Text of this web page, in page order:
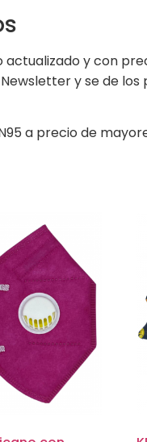
y con
y se de
a precio de